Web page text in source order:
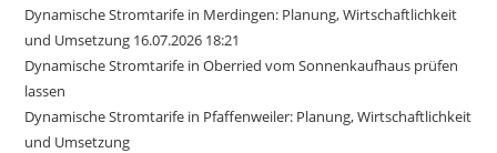
Dynamische Stromtarife in Merdingen: Planung, Wirtschaftlichkeit
und Umsetzung 16.07.2026 18:21
Dynamische Stromtarife in Oberried vom Sonnenkaufhaus prüfen
lassen
Dynamische Stromtarife in Pfaffenweiler: Planung, Wirtschaftlichkeit
und Umsetzung